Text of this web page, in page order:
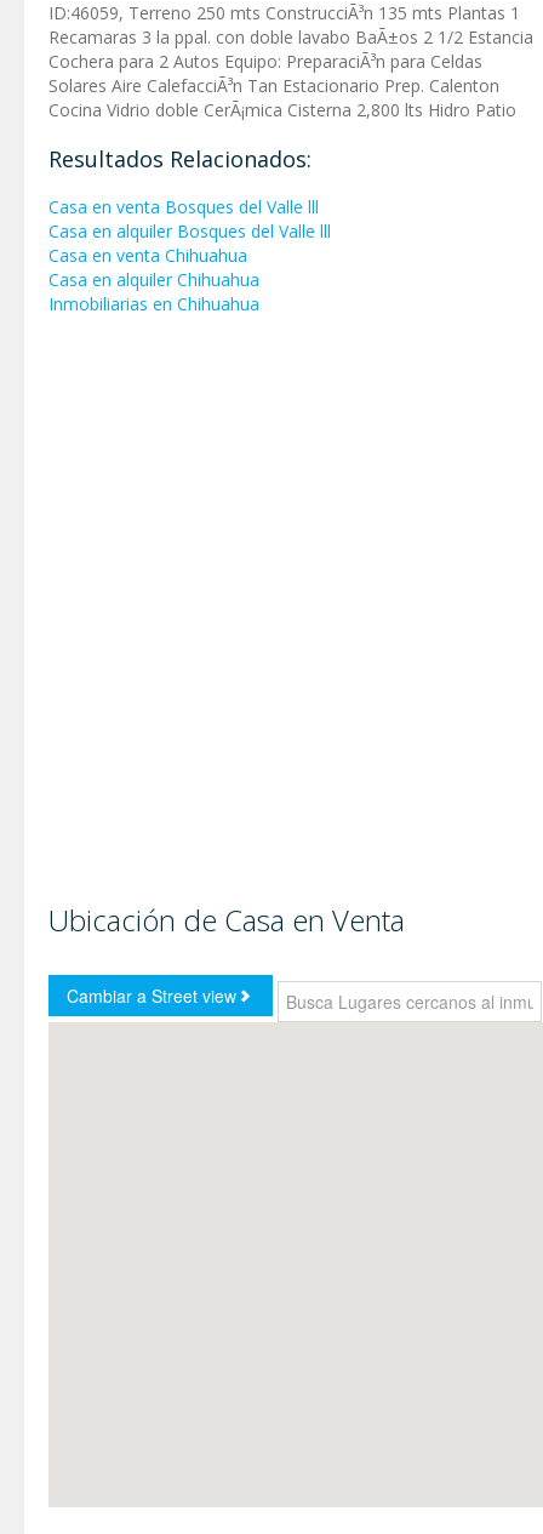
ID:46059, Terreno 250 mts ConstrucciÃ³n 135 mts Plantas 1
Recamaras 3 la ppal. con doble lavabo BaÃ±os 2 1/2 Estancia
Cochera para 2 Autos Equipo: PreparaciÃ³n para Celdas
Solares Aire CalefacciÃ³n Tan Estacionario Prep. Calenton
Cocina Vidrio doble CerÃ¡mica Cisterna 2,800 lts Hidro Patio
Resultados Relacionados:
Casa en venta Bosques del Valle lll
Casa en alquiler Bosques del Valle lll
Casa en venta Chihuahua
Casa en alquiler Chihuahua
Inmobiliarias en Chihuahua
Ubicación de Casa en Venta